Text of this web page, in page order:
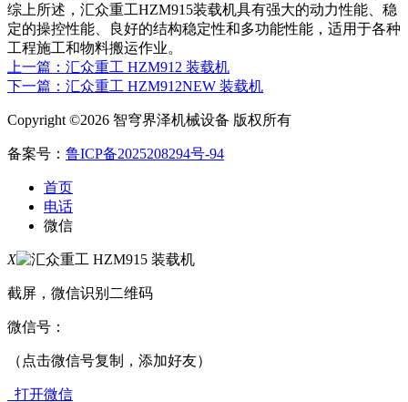
综上所述，汇众重工HZM915装载机具有强大的动力性能、稳
定的操控性能、良好的结构稳定性和多功能性能，适用于各种
工程施工和物料搬运作业。
上一篇：汇众重工 HZM912 装载机
下一篇：汇众重工 HZM912NEW 装载机
Copyright ©2026 智穹界泽机械设备 版权所有
备案号： 鲁ICP备2025208294号-94
首页
电话
微信
X
截屏，微信识别二维码
微信号：
（点击微信号复制，添加好友）
打开微信